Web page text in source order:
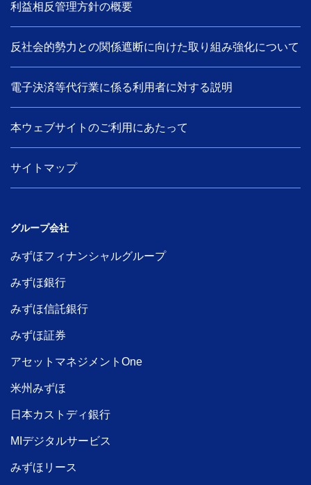
利益相反管理方針の概要
反社会的勢力との関係遮断に向けた取り組み強化について
電子決済等代行業に係る利用者に対する説明
本ウェブサイトのご利用にあたって
サイトマップ
グループ会社
みずほフィナンシャルグループ
みずほ銀行
みずほ信託銀行
みずほ証券
アセットマネジメントOne
米州みずほ
日本カストディ銀行
MIデジタルサービス
みずほリース